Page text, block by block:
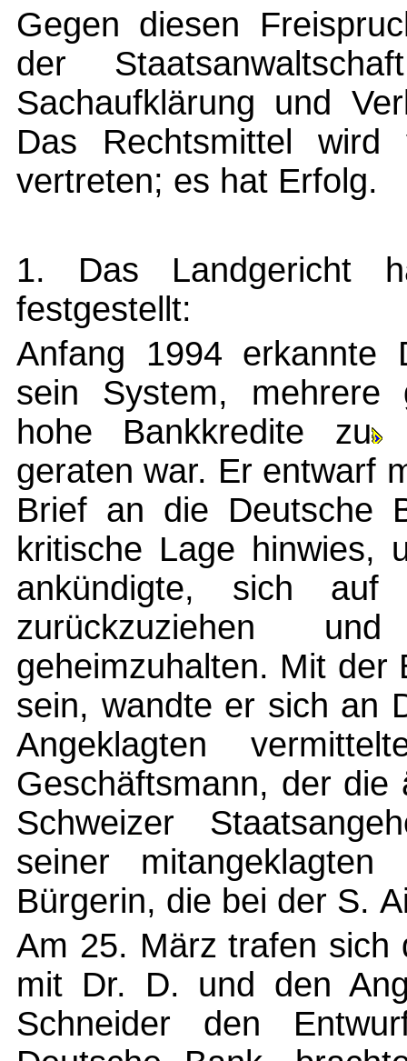
Gegen diesen
der
Sachaufklärung und
Das Rechtsmittel wird
vertreten; es hat Erfolg.
1. Das Landgericht
festgestellt:
Anfang 1994 erkannte
sein System, mehrere
hohe Bankkredite zu
geraten war. Er entwarf
Brief an die Deutsche
kritische Lage hinwies,
ankündigte, sich auf
zurückzuziehen
geheimzuhalten. Mit der
sein, wandte er sich an
Angeklagten
Geschäftsmann, der die
Schweizer
seiner
Bürgerin, die bei der S.
Am 25. März trafen sich
mit Dr. D. und den
Schneider den